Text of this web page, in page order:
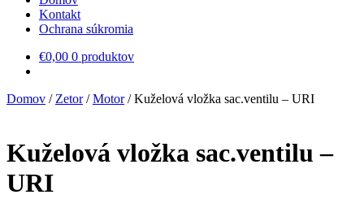
Kontakt
Ochrana súkromia
€0,00 0 produktov
Domov / Zetor/Motor/Kuželová vložka sac.ventilu – URI
Kuželová vložka sac.ventilu –
URI